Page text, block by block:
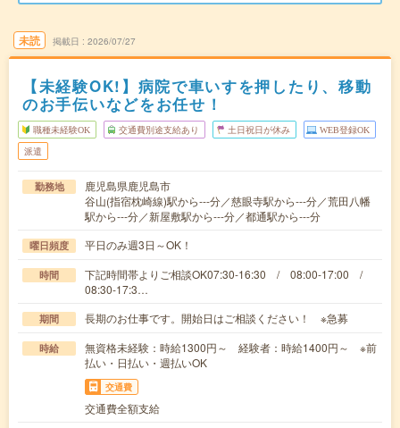
未読 掲載日 2026/07/27
【未経験OK!】病院で車いすを押したり、移動
のお手伝いなどをお任せ！
職種未経験OK 交通費別途支給あり 土日祝日が休み WEB登録OK
派遣
勤務地
鹿児島県鹿児島市
谷山(指宿枕崎線)駅から---分／慈眼寺駅から---分／荒田八幡
駅から---分／新屋敷駅から---分／都通駅から---分
曜日頻度 平日のみ週3日～OK！
時間
下記時間帯よりご相談OK07:30-16:30 / 08:00-17:00 /
08:30-17:3…
期間 長期のお仕事です。開始日はご相談ください！ ※急募
時給
無資格未経験：時給1300円～ 経験者：時給1400円～ ※前
払い・日払い・週払いOK
交通費
交通費全額支給